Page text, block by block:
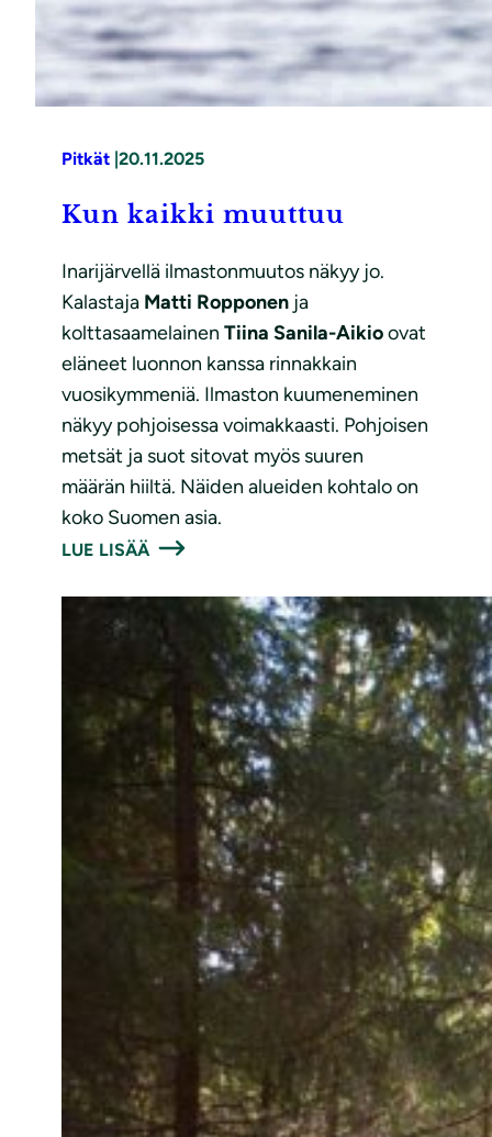
Pitkät 20.11.2025
Kun kaikki muuttuu
Inarijärvellä ilmastonmuutos näkyy jo.
Kalastaja Matti Ropponen ja
kolttasaamelainen Tiina Sanila-Aikioovat
eläneet luonnon kanssa rinnakkain
vuosikymmeniä. Ilmaston kuumeneminen
näkyy pohjoisessa voimakkaasti. Pohjoisen
metsät ja suot sitovat myös suuren
määrän hiiltä. Näiden alueiden kohtalo on
koko Suomen asia.
LUE LISÄÄ